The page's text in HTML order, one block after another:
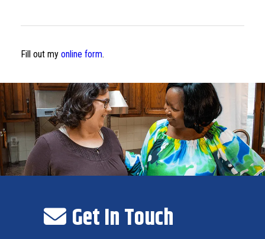
Fill out my online form.
Get In Touch